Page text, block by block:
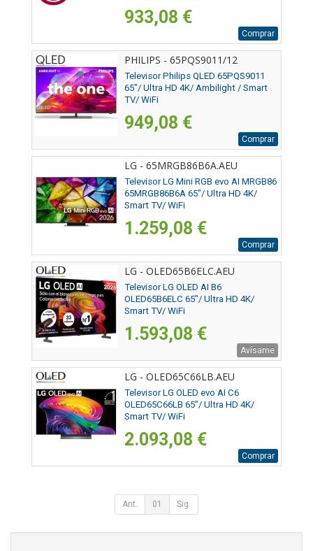
933,08 €
Comprar
PHILIPS - 65PQS9011/12
Televisor Philips QLED 65PQS9011
65"/ Ultra HD 4K/ Ambilight / Smart
TV/ WiFi
949,08 €
Comprar
LG - 65MRGB86B6A.AEU
Televisor LG Mini RGB evo AI MRGB86
65MRGB86B6A 65"/ Ultra HD 4K/
Smart TV/ WiFi
1.259,08 €
Comprar
LG - OLED65B6ELC.AEU
Televisor LG OLED AI B6
OLED65B6ELC 65"/ Ultra HD 4K/
Smart TV/ WiFi
1.593,08 €
Avísame
LG - OLED65C66LB.AEU
Televisor LG OLED evo AI C6
OLED65C66LB 65"/ Ultra HD 4K/
Smart TV/ WiFi
2.093,08 €
Comprar
Ant. 01 Sig.